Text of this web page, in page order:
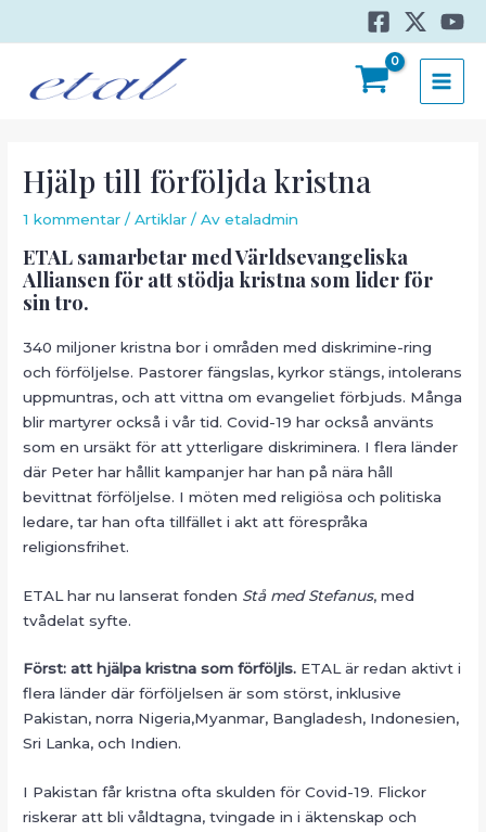
Hjälp till förföljda kristna
1 kommentar /Artiklar / Av etaladmin
ETAL samarbetar med Världsevangeliska
Alliansen för att stödja kristna som lider för
sin tro.
340 miljoner kristna bor i områden med diskrimine-ring
och förföljelse. Pastorer fängslas, kyrkor stängs, intolerans
uppmuntras, och att vittna om evangeliet förbjuds. Många
blir martyrer också i vår tid. Covid-19 har också använts
som en ursäkt för att ytterligare diskriminera. I flera länder
där Peter har hållit kampanjer har han på nära håll
bevittnat förföljelse. I möten med religiösa och politiska
ledare, tar han ofta tillfället i akt att förespråka
religionsfrihet.
ETAL har nu lanserat fonden Stå med Stefanus, med
tvådelat syfte.
Först: att hjälpa kristna som förföljls. ETAL är redan aktivt i
flera länder där förföljelsen är som störst, inklusive
Pakistan, norra Nigeria,Myanmar, Bangladesh, Indonesien,
Sri Lanka, och Indien.
I Pakistan får kristna ofta skulden för Covid-19. Flickor
riskerar att bli våldtagna, tvingade in i äktenskap och